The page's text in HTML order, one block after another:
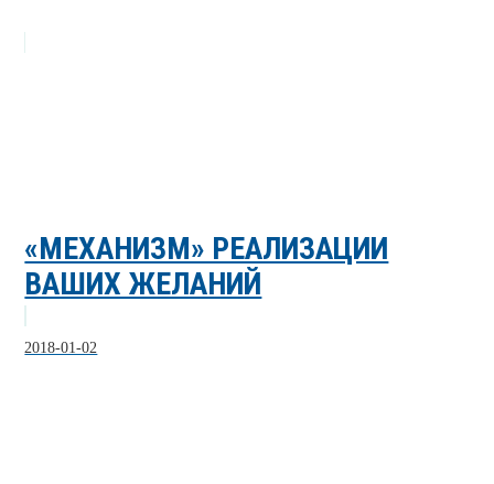
«МЕХАНИЗМ» РЕАЛИЗАЦИИ
ВАШИХ ЖЕЛАНИЙ
2018-01-02